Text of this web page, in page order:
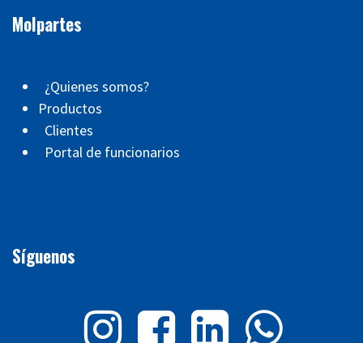
Molpartes
¿Quienes somos?
Productos
Clientes
Portal de funcionarios
Síguenos